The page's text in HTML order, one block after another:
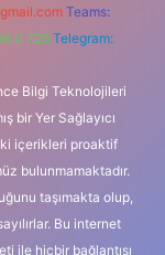
Teams:
0 726 Telegram:
Bilgi Teknolojileri
bir Yer Sağlayıcı
içerikleri proaktif
bulunmamaktadır.
taşımakta olup,
Bu internet
ile hiçbir bağlantısı